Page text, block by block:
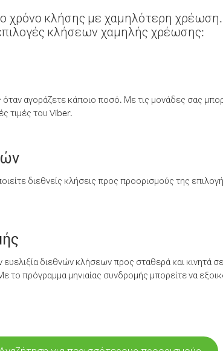
χρόνο κλήσης με χαμηλότερη χρέωση.
κλήσεων χαμηλής χρέωσης:
αγοράζετε κάποιο ποσό. Με τις μονάδες σας
τιμές του Viber.
διεθνείς κλήσεις προς προορισμούς της
διεθνών κλήσεων προς σταθερά και κινητά
πρόγραμμα μηνιαίας συνδρομής μπορείτε να